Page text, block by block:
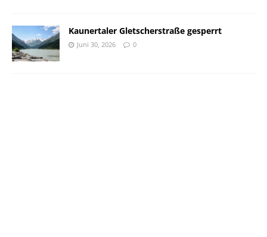
Kaunertaler Gletscherstraße gesperrt
Juni 30, 2026 0